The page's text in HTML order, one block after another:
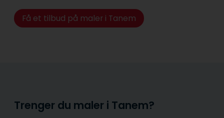
Få et tilbud på maler i Tanem
Trenger du maler i Tanem?